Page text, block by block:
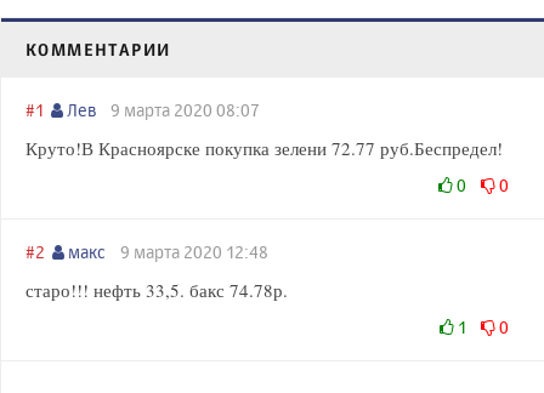
КОММЕНТАРИИ
#1 Лев 9 марта 2020 08:07
Круто!В Красноярске покупка зелени 72.77 руб.Беспредел!
0 0
#2 макс 9 марта 2020 12:48
старо!!! нефть 33,5. бакс 74.78р.
1 0